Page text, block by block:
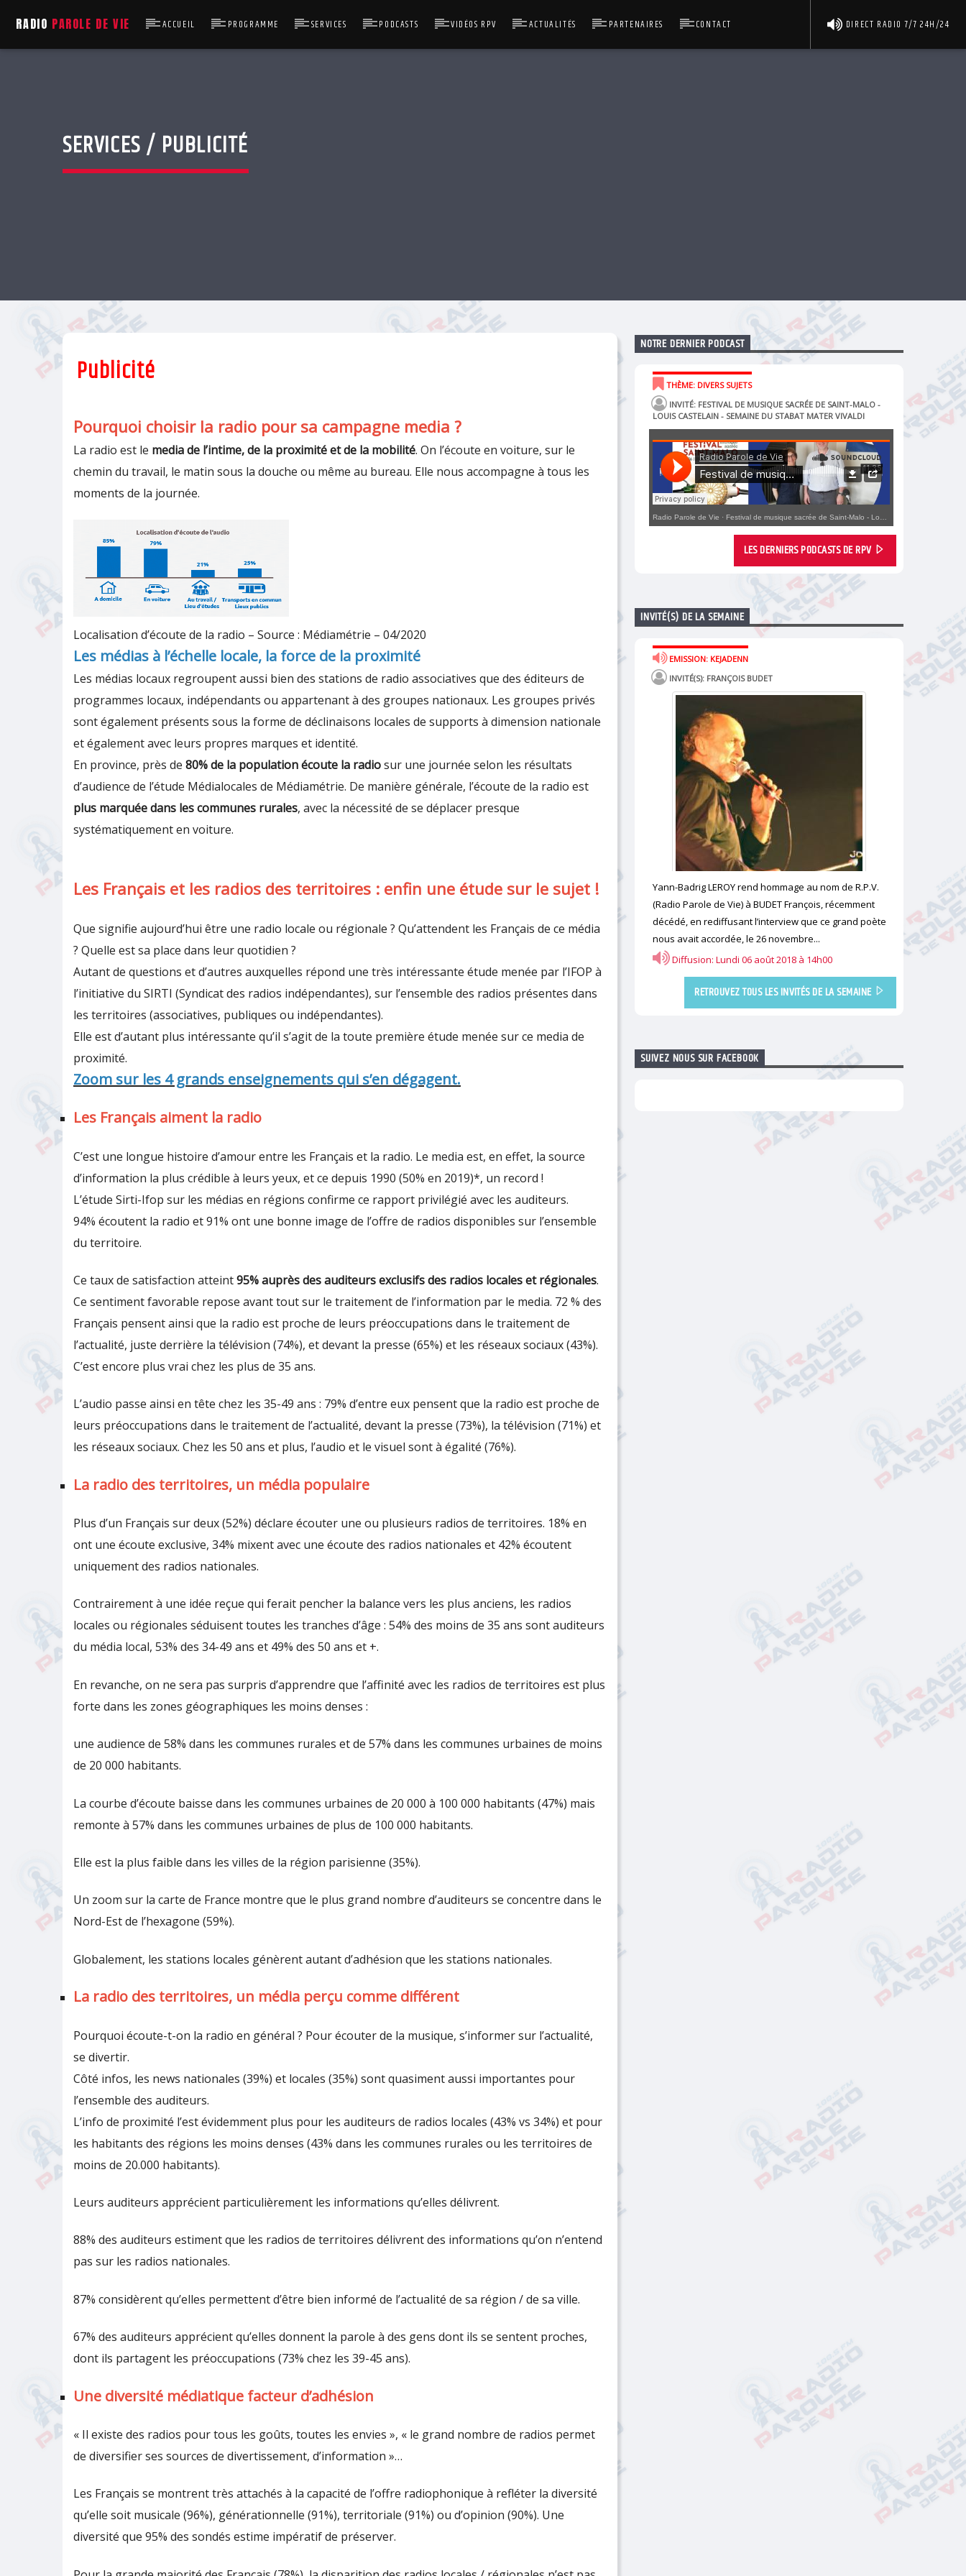
RADIO PAROLE DE VIE ACCUEIL PROGRAMME SERVICES PODCASTS VIDÉOS RPV ACTUALITÉS PARTENAIRES CONTACT DIRECT RADIO 7/7 24H/24
SERVICES / PUBLICITÉ
Publicité
Pourquoi choisir la radio pour sa campagne media ?
La radio est le media de l’intime, de la proximité et de la mobilité. On l’écoute en voiture, sur le
chemin du travail, le matin sous la douche ou même au bureau. Elle nous accompagne à tous les
moments de la journée.
Localisation d’écoute de la radio – Source : Médiamétrie – 04/2020
Les médias à l’échelle locale, la force de la proximité
Les médias locaux regroupent aussi bien des stations de radio associatives que des éditeurs de
programmes locaux, indépendants ou appartenant à des groupes nationaux. Les groupes privés
sont également présents sous la forme de déclinaisons locales de supports à dimension nationale
et également avec leurs propres marques et identité.
En province, près de 80% de la population écoute la radiosur une journée selon les résultats
d’audience de l’étude Médialocales de Médiamétrie. De manière générale, l’écoute de la radio est
plus marquée dans les communes rurales, avec la nécessité de se déplacer presque
systématiquement en voiture.
Les Français et les radios des territoires : enfin une étude sur le sujet !
Que signifie aujourd’hui être une radio locale ou régionale ? Qu’attendent les Français de ce média
? Quelle est sa place dans leur quotidien ?
Autant de questions et d’autres auxquelles répond une très intéressante étude menée par l’IFOP à
l’initiative du SIRTI (Syndicat des radios indépendantes), sur l’ensemble des radios présentes dans
les territoires (associatives, publiques ou indépendantes).
Elle est d’autant plus intéressante qu’il s’agit de la toute première étude menée sur ce media de
proximité.
Zoom sur les 4 grands enseignements qui s’en dégagent.
Les Français aiment la radio
C’est une longue histoire d’amour entre les Français et la radio. Le media est, en effet, la source
d’information la plus crédible à leurs yeux, et ce depuis 1990 (50% en 2019)*, un record !
L’étude Sirti-Ifop sur les médias en régions confirme ce rapport privilégié avec les auditeurs.
94% écoutent la radio et 91% ont une bonne image de l’offre de radios disponibles sur l’ensemble
du territoire.
Ce taux de satisfaction atteint95% auprès des auditeurs exclusifs des radios locales et régionales.
Ce sentiment favorable repose avant tout sur le traitement de l’information par le media. 72 % des
Français pensent ainsi que la radio est proche de leurs préoccupations dans le traitement de
l’actualité, juste derrière la télévision (74%), et devant la presse (65%) et les réseaux sociaux (43%).
C’est encore plus vrai chez les plus de 35 ans.
L’audio passe ainsi en tête chez les 35-49 ans : 79% d’entre eux pensent que la radio est proche de
leurs préoccupations dans le traitement de l’actualité, devant la presse (73%), la télévision (71%) et
les réseaux sociaux. Chez les 50 ans et plus, l’audio et le visuel sont à égalité (76%).
La radio des territoires, un média populaire
Plus d’un Français sur deux (52%) déclare écouter une ou plusieurs radios de territoires. 18% en
ont une écoute exclusive, 34% mixent avec une écoute des radios nationales et 42% écoutent
uniquement des radios nationales.
Contrairement à une idée reçue qui ferait pencher la balance vers les plus anciens, les radios
locales ou régionales séduisent toutes les tranches d’âge : 54% des moins de 35 ans sont auditeurs
du média local, 53% des 34-49 ans et 49% des 50 ans et +.
En revanche, on ne sera pas surpris d’apprendre que l’affinité avec les radios de territoires est plus
forte dans les zones géographiques les moins denses :
une audience de 58% dans les communes rurales et de 57% dans les communes urbaines de moins
de 20 000 habitants.
La courbe d’écoute baisse dans les communes urbaines de 20 000 à 100 000 habitants (47%) mais
remonte à 57% dans les communes urbaines de plus de 100 000 habitants.
Elle est la plus faible dans les villes de la région parisienne (35%).
Un zoom sur la carte de France montre que le plus grand nombre d’auditeurs se concentre dans le
Nord-Est de l’hexagone (59%).
Globalement, les stations locales génèrent autant d’adhésion que les stations nationales.
La radio des territoires, un média perçu comme différent
Pourquoi écoute-t-on la radio en général ? Pour écouter de la musique, s’informer sur l’actualité,
se divertir.
Côté infos, les news nationales (39%) et locales (35%) sont quasiment aussi importantes pour
l’ensemble des auditeurs.
L’info de proximité l’est évidemment plus pour les auditeurs de radios locales (43% vs 34%) et pour
les habitants des régions les moins denses (43% dans les communes rurales ou les territoires de
moins de 20.000 habitants).
Leurs auditeurs apprécient particulièrement les informations qu’elles délivrent.
88% des auditeurs estiment que les radios de territoires délivrent des informations qu’on n’entend
pas sur les radios nationales.
87% considèrent qu’elles permettent d’être bien informé de l’actualité de sa région / de sa ville.
67% des auditeurs apprécient qu’elles donnent la parole à des gens dont ils se sentent proches,
dont ils partagent les préoccupations (73% chez les 39-45 ans).
Une diversité médiatique facteur d’adhésion
« Il existe des radios pour tous les goûts, toutes les envies », « le grand nombre de radios permet
de diversifier ses sources de divertissement, d’information »…
Les Français se montrent très attachés à la capacité de l’offre radiophonique à refléter la diversité
qu’elle soit musicale (96%), générationnelle (91%), territoriale (91%) ou d’opinion (90%). Une
diversité que 95% des sondés estime impératif de préserver.
NOTRE DERNIER PODCAST
THÈME: DIVERS SUJETS
INVITÉ: FESTIVAL DE MUSIQUE SACRÉE DE SAINT-MALO -
LOUIS CASTELAIN - SEMAINE DU STABAT MATER VIVALDI
Radio Parole de Vie · Festival de musique sacrée de Saint-Malo - Louis Castelain - Semaine du Stabat Mater Vivaldi
LES DERNIERS PODCASTS DE RPV
INVITÉ(S) DE LA SEMAINE
EMISSION: KEJADENN
INVITÉ(S): FRANÇOIS BUDET
Yann-Badrig LEROY rend hommage au nom de R.P.V.
(Radio Parole de Vie) à BUDET François, récemment
décédé, en rediffusant l’interview que ce grand poète
nous avait accordée, le 26 novembre...
Diffusion: Lundi 06 août 2018 à 14h00
RETROUVEZ TOUS LES INVITÉS DE LA SEMAINE
SUIVEZ NOUS SUR FACEBOOK